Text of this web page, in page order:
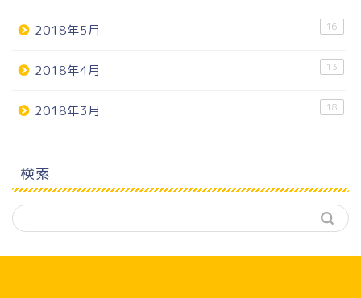
2018年5月 16
2018年4月 13
2018年3月 18
検索